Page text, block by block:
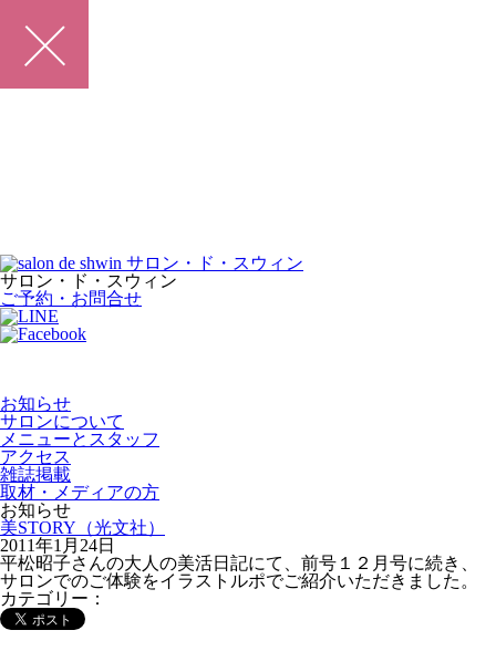
サロン・ド・スウィン
ご予約・お問合せ
お知らせ
サロンについて
メニューとスタッフ
アクセス
雑誌掲載
取材・メディアの方
お知らせ
美STORY（光文社）
2011年1月24日
平松昭子さんの大人の美活日記にて、前号１２月号に続き、
サロンでのご体験をイラストルポでご紹介いただきました。
カテゴリー：